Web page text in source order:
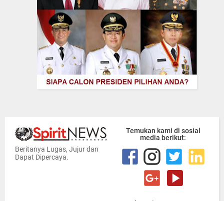
Beritanya Lugas, Jujur dan
Dapat Dipercaya.
Temukan kami di sosial
media berikut: